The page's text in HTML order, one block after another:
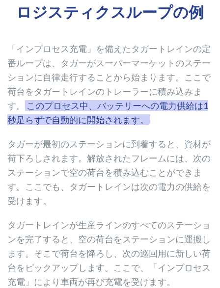
ロジスティクスループの例
「インプロセス充電」を備えたタガートレインの定
番ループは、タガーがスーパーマーケットのステー
ションに自律走行することから始まります。ここで
荷台をタガートレインのトレーラーに積み込みま
す。
このプロセス中、バッテリーへの電力供給は1
秒足らずで自動的に開始されます。
タガーが最初のステーションに到着すると、資材が
荷下ろしされます。解放されたフレームには、次の
ステーションで空の荷台を積み込むことができま
す。ここでも、タガートレインは次の電力の供給を
受けます。
タガートレインが生産ラインのすべてのステーショ
ンを完了すると、空の荷台をステーションに運搬し
ます。そこで荷台を降ろし、次の巡回用に新しい荷
台をピックアップします。ここで、「インプロセス
充電」により車両が再び充電を受けます。